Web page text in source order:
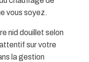
vous soyez.
nid douillet selon
sur votre
la gestion